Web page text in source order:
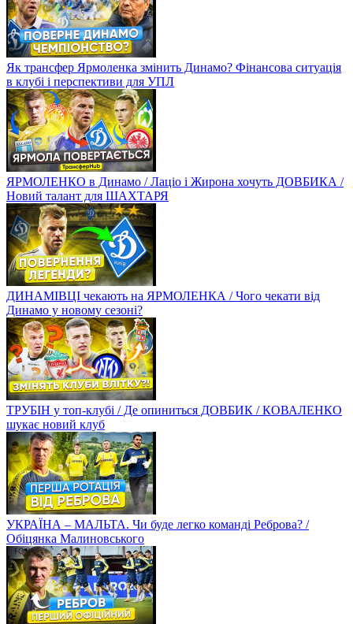
Як трансфер Ярмоленка змінить Динамо? Фінансова ситуація
в клубі і перспективи для УПЛ
ЯРМОЛЕНКО в Динамо / Лаціо і Жирона хочуть ДОВБИКА /
Новий талант для ШАХТАРЯ
ДИНАМІВЦІ чекають на ЯРМОЛЕНКА / Чого чекати від
Динамо у новому сезоні?
ТРУБІН у топ-клубі / Де опиниться ДОВБИК / КОВАЛЕНКО
шукає новий клуб
УКРАЇНА – МАЛЬТА. Чи буде легко команді Реброва? /
Обіцянка Малиновського